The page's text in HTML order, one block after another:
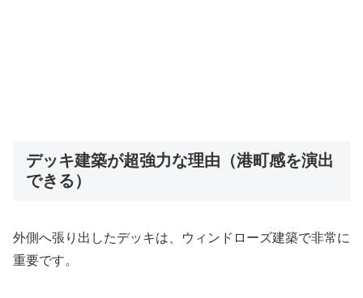
デッキ建築が超強力な理由（港町感を演出
できる）
外側へ張り出したデッキは、ウィンドローズ建築で非常に
重要です。